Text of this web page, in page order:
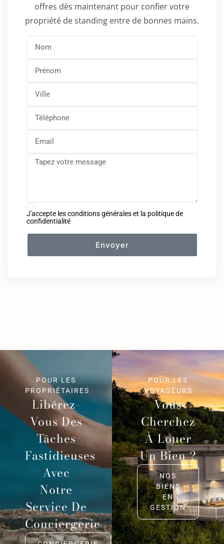
offres dès maintenant pour confier votre
propriété de standing entre de bonnes mains.
J'accepte les conditions générales et la politique de
confidentialité
Envoyer
POUR LES
PROPRIÉTAIRES
Libérez-
Vous Des
Tâches
Fastidieuses
Avec
Notre
Service De
Conciergerie
POUR LES
VOYAGEURS
Vous
Cherchez
À Louer
Un Bien ?
NOS
BIENS
EN
GESTION